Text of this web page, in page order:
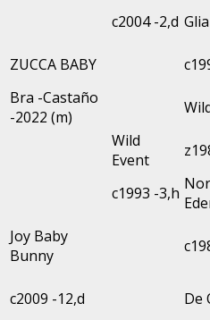
c2004 -2,d Glia
ZUCCA BABY
Bra -Castaño
-2022 (m)
Wild
Event
c1993 -3,h
Joy Baby
Bunny
c2009 -12,d
De